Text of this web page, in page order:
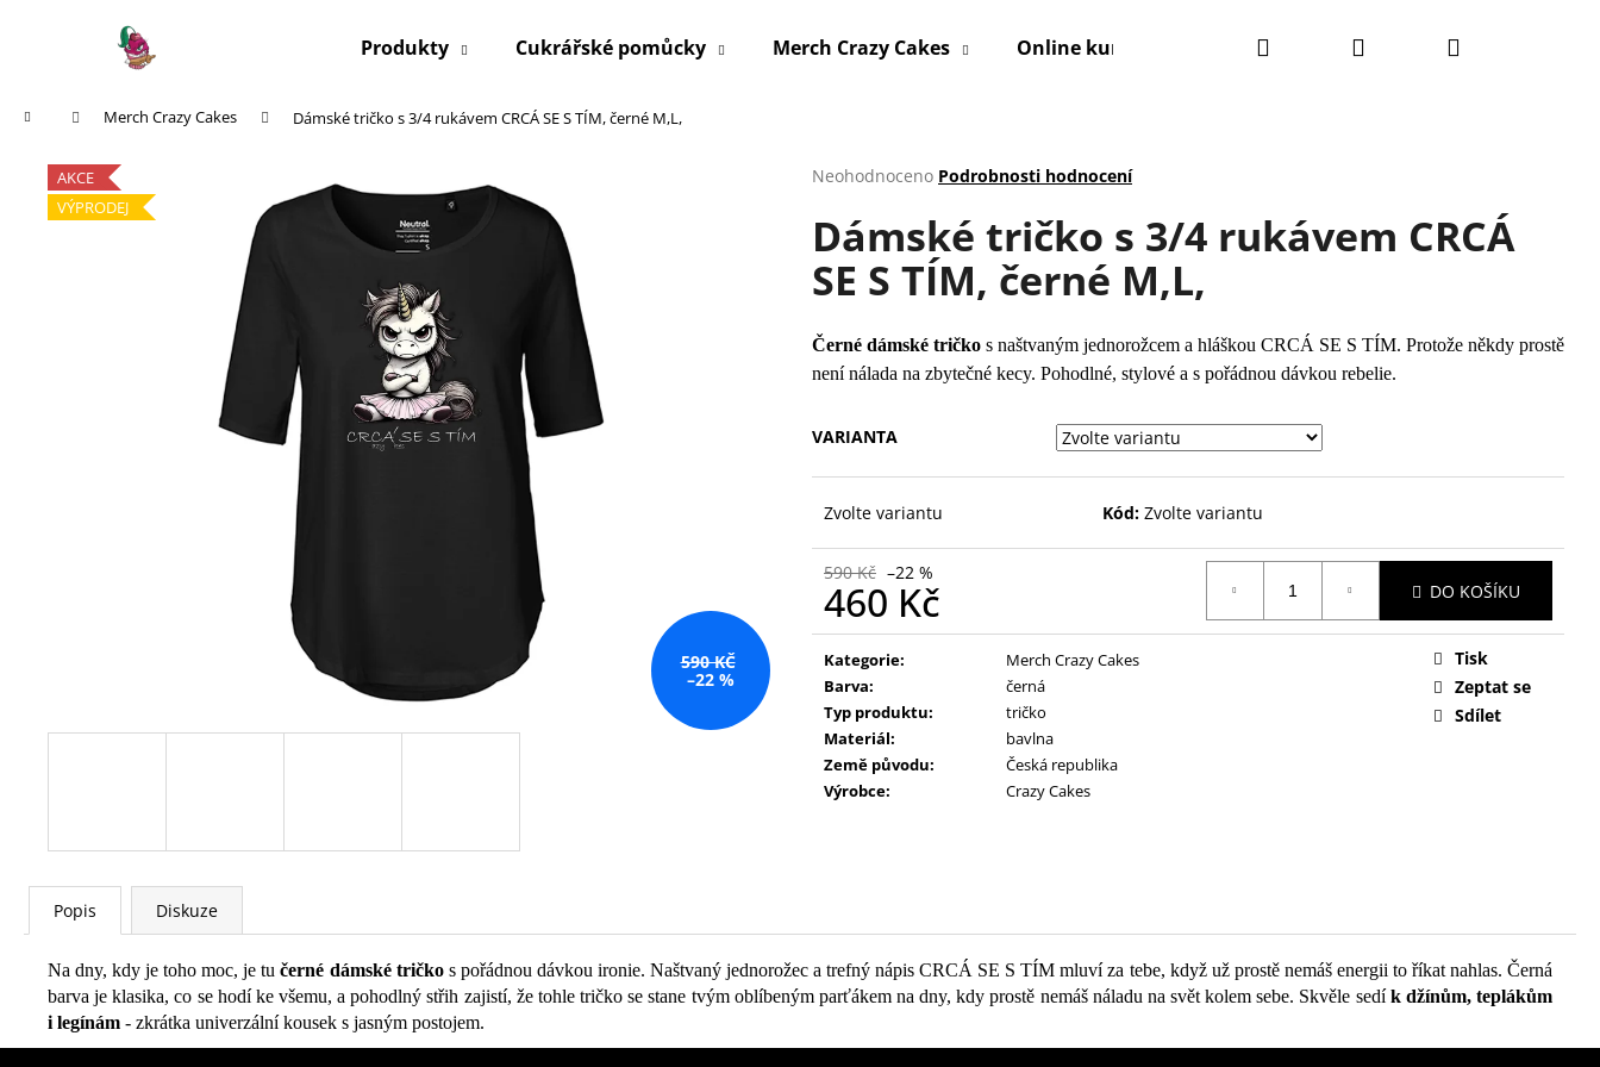
Produkty Cukrářské pomůcky Merch Crazy Cakes Online kurzy Kontakty Obchodní podmínky
Hledat PřihlášeníNákupní
Domů Merch Crazy Cakes Dámské tričko s 3/4 rukávem CRCÁ SE S TÍM, černé M,L,
Průměrné
produktu
je
0,0
z
hvězdiček.
Neohodnoceno Podrobnosti hodnocení
Dámské tričko s 3/4 rukávem CRCÁ
SE S TÍM, černé M,L,
Černé dámské tričko s naštvaným jednorožcem a hláškou CRCÁ SE S TÍM. Protože někdy prostě
není nálada na zbytečné kecy. Pohodlné, stylové a s pořádnou dávkou rebelie.
VARIANTA
Zvolte variantu Kód: Zvolte variantu
590 Kč –22 %
460 Kč
Měrná
cena:
DO KOŠÍKU
Kategorie:
Merch Crazy Cakes
Barva:
černá
Typ produktu:
tričko
Materiál:
bavlna
Země původu:
Česká republika
Výrobce: Crazy Cakes
Tisk
Zeptat se
Sdílet
AKCE
VÝPRODEJ
590 KČ
–22 %
Popis Diskuze
Na dny, kdy je toho moc, je tučerné dámské tričkos pořádnou dávkou ironie. Naštvaný jednorožec a trefný nápis CRCÁ SE S TÍM mluví za tebe, když už prostě nemáš energii to říkat nahlas. Černá
barva je klasika, co se hodí ke všemu, a pohodlný střih zajistí, že tohle tričko se stane tvým oblíbeným parťákem na dny, kdy prostě nemáš náladu na svět kolem sebe. Skvěle sedík džínům, teplákům
i legínám - zkrátka univerzální kousek s jasným postojem.
Zpět
obchodu
Zpět
obchodu
Co potřebujete najít?
HLEDAT